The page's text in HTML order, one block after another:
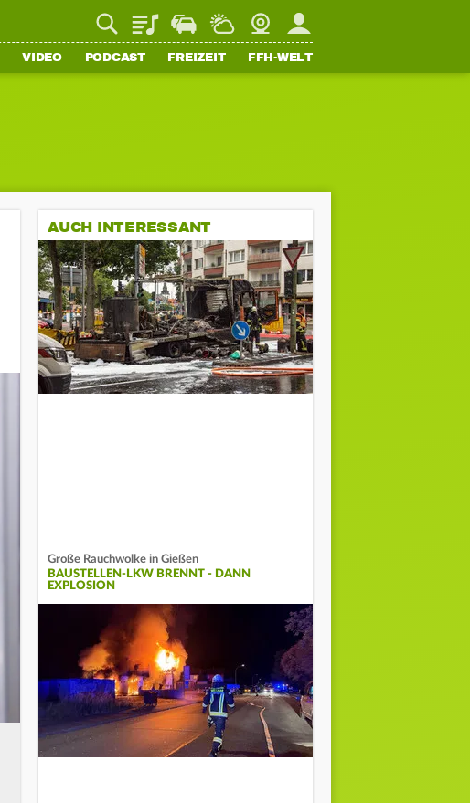
PlaylistStaupilotWetterWebcamMein FFH
VIDEO PODCAST FREIZEIT FFH-WELT
AUCH INTERESSANT
Große Rauchwolke in Gießen
BAUSTELLEN-LKW BRENNT - DANN
EXPLOSION